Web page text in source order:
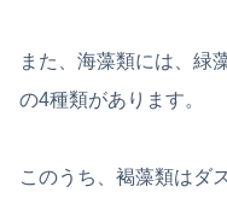
また、海藻類には、緑
の4種類があります。
このうち、褐藻類はダ